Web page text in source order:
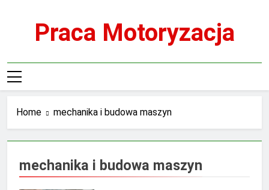
Praca Motoryzacja
Home mechanika i budowa maszyn
mechanika i budowa maszyn